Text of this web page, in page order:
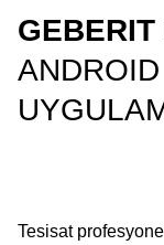
GEBERIT
Tesisat